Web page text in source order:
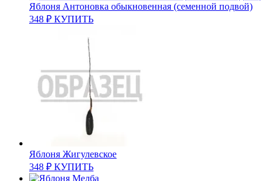
Яблоня Антоновка обыкновенная (семенной подвой)
348 ₽ КУПИТЬ
Яблоня Жигулевское
348 ₽ КУПИТЬ